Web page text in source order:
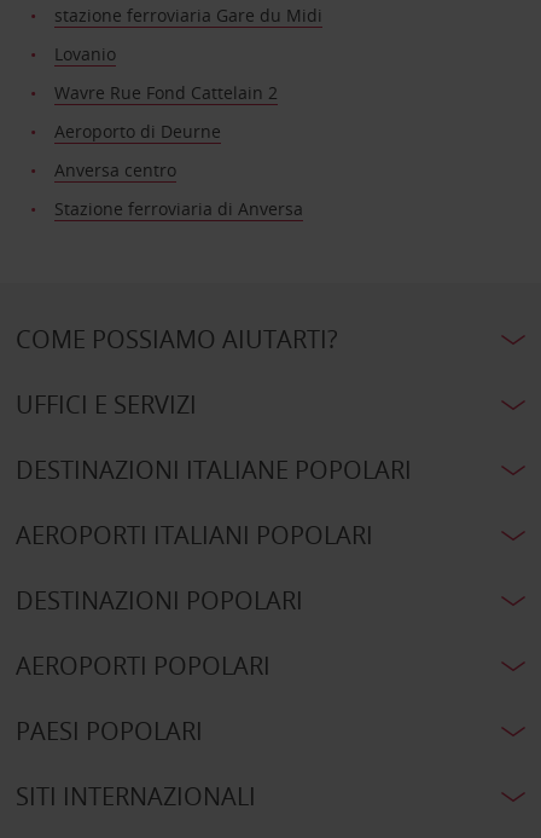
stazione ferroviaria Gare du Midi
Lovanio
Wavre Rue Fond Cattelain 2
Aeroporto di Deurne
Anversa centro
Stazione ferroviaria di Anversa
COME POSSIAMO AIUTARTI?
UFFICI E SERVIZI
DESTINAZIONI ITALIANE POPOLARI
AEROPORTI ITALIANI POPOLARI
DESTINAZIONI POPOLARI
AEROPORTI POPOLARI
PAESI POPOLARI
SITI INTERNAZIONALI